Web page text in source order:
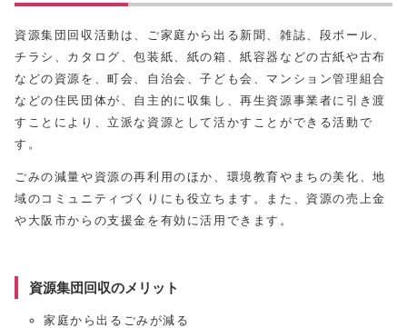
資源集団回収活動は、ご家庭から出る新聞、雑誌、段ボール、
チラシ、カタログ、包装紙、紙の箱、紙容器などの古紙や古布
などの資源を、町会、自治会、子ども会、マンション管理組合
などの住民団体が、自主的に収集し、再生資源事業者に引き渡
すことにより、立派な資源として活かすことができる活動で
す。
ごみの減量や資源の再利用のほか、環境教育やまちの美化、地
域のコミュニティづくりにも役立ちます。また、資源の売上金
や大阪市からの支援金を有効に活用できます。
資源集団回収のメリット
家庭から出るごみが減る